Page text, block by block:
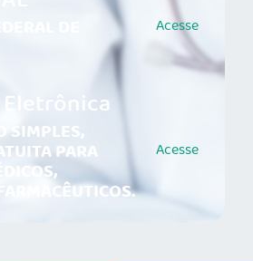
DE Acesse
SIMPLES,
PARA Acesse